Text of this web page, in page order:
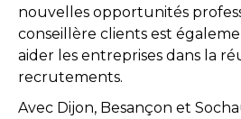
nouvelles opportunités
conseillère clients est
aider les entreprises dans la
recrutements.
Avec Dijon, Besançon et